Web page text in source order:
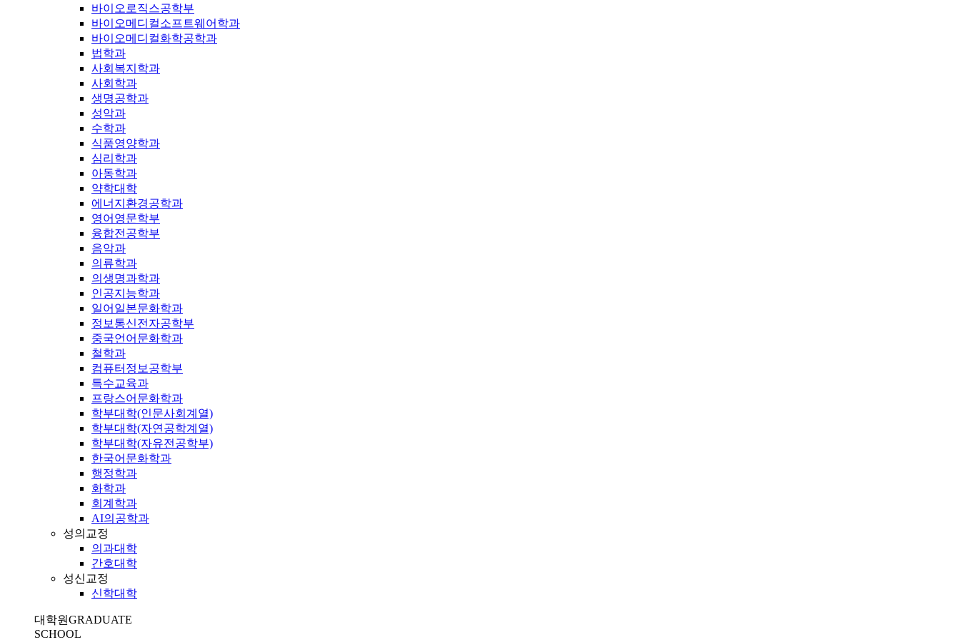
바이오로직스공학부
바이오메디컬소프트웨어학과
바이오메디컬화학공학과
법학과
사회복지학과
사회학과
생명공학과
성악과
수학과
식품영양학과
심리학과
아동학과
약학대학
에너지환경공학과
영어영문학부
융합전공학부
음악과
의류학과
의생명과학과
인공지능학과
일어일본문화학과
정보통신전자공학부
중국언어문화학과
철학과
컴퓨터정보공학부
특수교육과
프랑스어문화학과
학부대학(인문사회계열)
학부대학(자연공학계열)
학부대학(자유전공학부)
한국어문화학과
행정학과
화학과
회계학과
AI의공학과
성의교정
의과대학
간호대학
성신교정
신학대학
대학원GRADUATE
SCHOOL